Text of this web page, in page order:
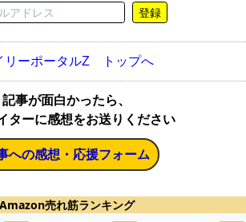
登録
リーポータルZ トップへ
記事が面白かったら、
ターに感想をお送りください
への感想・応援フォーム
Amazon売れ筋ランキング